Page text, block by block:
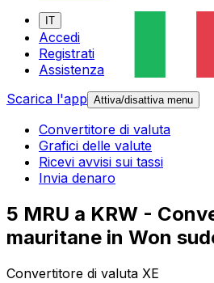
IT
Accedi
Registrati
Assistenza
Scarica l'app Attiva/disattiva menu
Convertitore di valuta
Grafici delle valute
Ricevi avvisi sui tassi
Invia denaro
5 MRU a KRW -
mauritane in Won
Convertitore di valuta XE